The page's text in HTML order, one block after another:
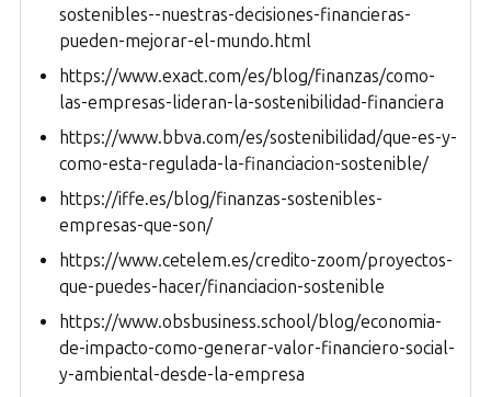
sostenibles--nuestras-decisiones-financieras-
pueden-mejorar-el-mundo.html
https://www.exact.com/es/blog/finanzas/como-
las-empresas-lideran-la-sostenibilidad-financiera
https://www.bbva.com/es/sostenibilidad/que-es-y-
como-esta-regulada-la-financiacion-sostenible/
https://iffe.es/blog/finanzas-sostenibles-
empresas-que-son/
https://www.cetelem.es/credito-zoom/proyectos-
que-puedes-hacer/financiacion-sostenible
https://www.obsbusiness.school/blog/economia-
de-impacto-como-generar-valor-financiero-social-
y-ambiental-desde-la-empresa